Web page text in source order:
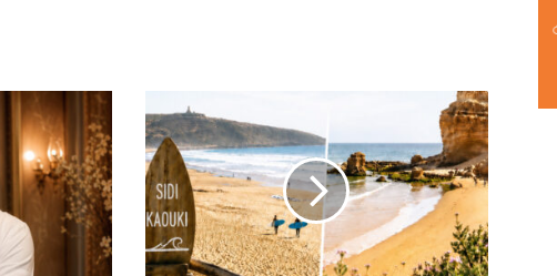
Safi
:
une
dynamique
touristique
confirmée
en